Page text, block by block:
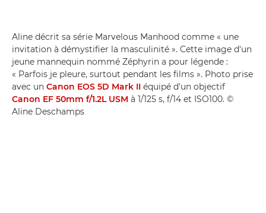
Aline décrit sa série Marvelous Manhood comme « une
invitation à démystifier la masculinité ». Cette image d'un
jeune mannequin nommé Zéphyrin a pour légende :
« Parfois je pleure, surtout pendant les films ». Photo prise
avec un Canon EOS 5D Mark II équipé d'un objectif
Canon EF 50mm f/1.2L USM à 1/125 s, f/14 et ISO100. ©
Aline Deschamps